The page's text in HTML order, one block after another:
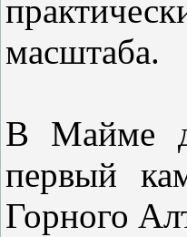
масштаба.
В Майме
первый
Горного